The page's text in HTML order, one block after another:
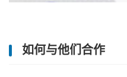
如何与他们合作